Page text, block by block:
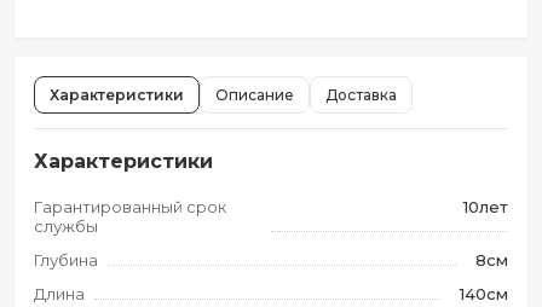
Характеристики Описание Доставка
Характеристики
Гарантированный срок
службы
10лет
Глубина
8см
Длина
140см